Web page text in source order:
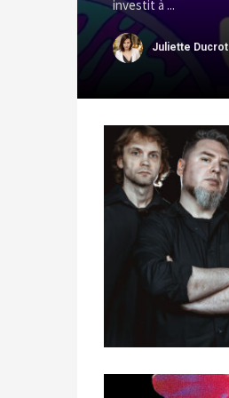
investit à ...
Juliette Ducrot